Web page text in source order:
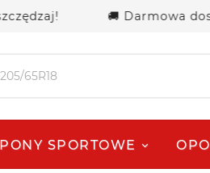
🚚 Darmowa
SPORTOWE